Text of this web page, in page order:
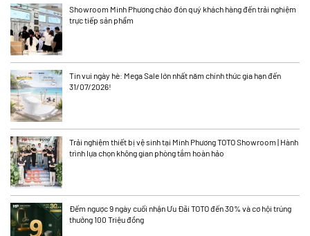
Showroom Minh Phương chào đón quý khách hàng đến trải nghiệm
trực tiếp sản phẩm
Tin vui ngày hè: Mega Sale lớn nhất năm chính thức gia hạn đến
31/07/2026!
Trải nghiệm thiết bị vệ sinh tại Minh Phương TOTO Showroom | Hành
trình lựa chọn không gian phòng tắm hoàn hảo
Đếm ngược 9 ngày cuối nhận Ưu Đãi TOTO đến 30% và cơ hội trúng
thưởng 100 Triệu đồng